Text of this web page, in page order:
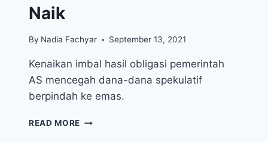
Naik
By Nadia Fachyar September 13, 2021
Kenaikan imbal hasil obligasi pemerintah
AS mencegah dana-dana spekulatif
berpindah ke emas.
READ MORE HARGA